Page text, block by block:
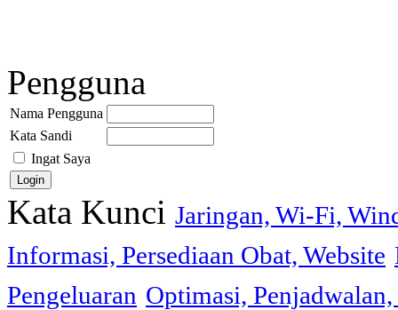
Pengguna
Nama Pengguna
Kata Sandi
Ingat Saya
Kata Kunci Jaringan, Wi-Fi,
Informasi, Persediaan Obat, Website
Pengeluaran Optimasi,